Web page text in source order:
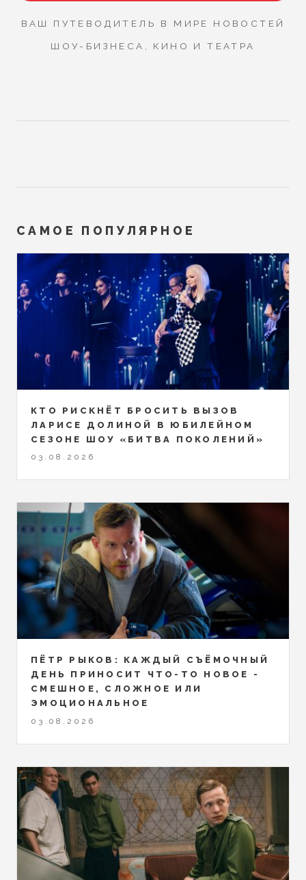
ВАШ ПУТЕВОДИТЕЛЬ В МИРЕ НОВОСТЕЙ
ШОУ-БИЗНЕСА, КИНО И ТЕАТРА
САМОЕ ПОПУЛЯРНОЕ
КТО РИСКНЁТ БРОСИТЬ ВЫЗОВ
ЛАРИСЕ ДОЛИНОЙ В ЮБИЛЕЙНОМ
СЕЗОНЕ ШОУ «БИТВА ПОКОЛЕНИЙ»
03.08.2026
ПЁТР РЫКОВ: КАЖДЫЙ СЪЁМОЧНЫЙ
ДЕНЬ ПРИНОСИТ ЧТО-ТО НОВОЕ -
СМЕШНОЕ, СЛОЖНОЕ ИЛИ
ЭМОЦИОНАЛЬНОЕ
03.08.2026